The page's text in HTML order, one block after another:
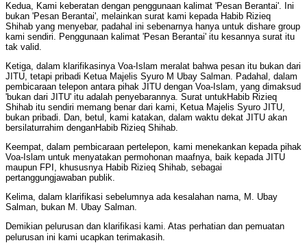
Kedua, Kami keberatan dengan penggunaan kalimat 'Pesan Berantai'. Ini
bukan 'Pesan Berantai', melainkan surat kami kepada Habib Rizieq
Shihab yang menyebar, padahal ini sebenarnya hanya untuk dishare group
kami sendiri. Penggunaan kalimat 'Pesan Berantai' itu kesannya surat itu
tak valid.
Ketiga, dalam klarifikasinya Voa-Islam meralat bahwa pesan itu bukan dari
JITU, tetapi pribadi Ketua Majelis Syuro M Ubay Salman. Padahal, dalam
pembicaraan telepon antara pihak JITU dengan Voa-Islam, yang dimaksud
'bukan dari JITU' itu adalah penyebarannya. Surat untukHabib Rizieq
Shihab itu sendiri memang benar dari kami, Ketua Majelis Syuro JITU,
bukan pribadi. Dan, betul, kami katakan, dalam waktu dekat JITU akan
bersilaturrahim denganHabib Rizieq Shihab.
Keempat, dalam pembicaraan pertelepon, kami menekankan kepada pihak
Voa-Islam untuk menyatakan permohonan maafnya, baik kepada JITU
maupun FPI, khususnya Habib Rizieq Shihab, sebagai
pertanggungjawaban publik.
Kelima, dalam klarifikasi sebelumnya ada kesalahan nama, M. Ubay
Salman, bukan M. Ubay Salman.
Demikian pelurusan dan klarifikasi kami. Atas perhatian dan pemuatan
pelurusan ini kami ucapkan terimakasih.